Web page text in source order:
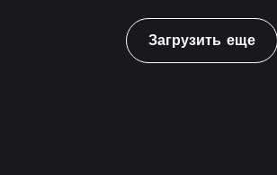
Загрузить еще